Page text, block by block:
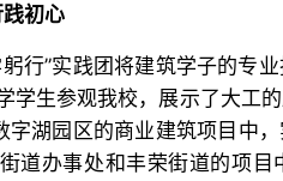
初心
行”实践团将建筑学子的专
学生参观我校，展示了大工
字湖园区的商业建筑项目中
道办事处和丰荣街道的项